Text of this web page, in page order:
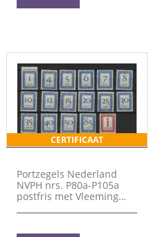
CERTIFICAAT
Portzegels Nederland
NVPH nrs. P80a-P105a
postfris met Vleeming